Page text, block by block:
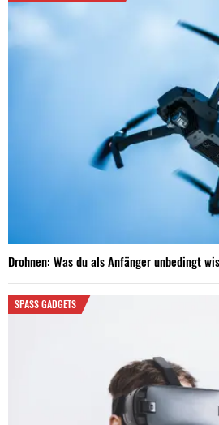
Drohnen: Was du als Anfänger unbedingt
SPASS GADGETS